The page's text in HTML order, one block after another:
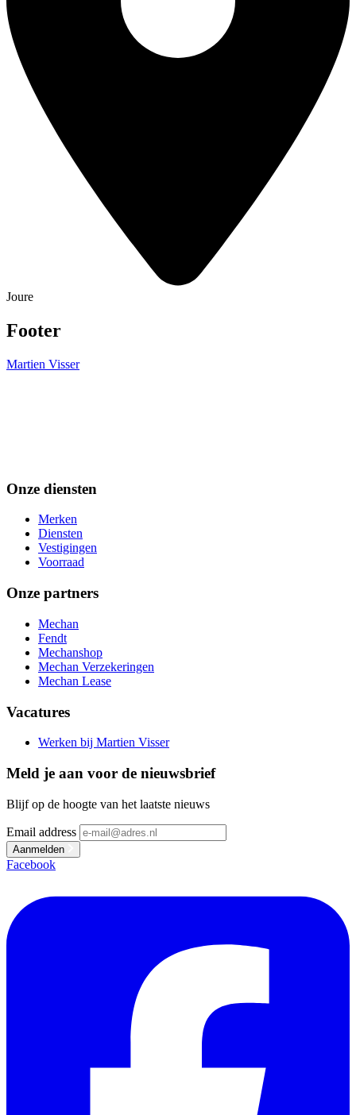
Joure
Footer
Martien Visser
Onze diensten
Merken
Diensten
Vestigingen
Voorraad
Onze partners
Mechan
Fendt
Mechanshop
Mechan Verzekeringen
Mechan Lease
Vacatures
Werken bij Martien Visser
Meld je aan voor de nieuwsbrief
Blijf op de hoogte van het laatste nieuws
Email address
Aanmelden
Facebook